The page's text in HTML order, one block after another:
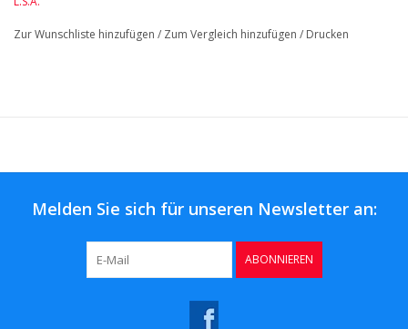
tafel met deze stijlvolle Polka Tumbler Glazen.
Zur Wunschliste hinzufügen / Zum Vergleich hinzufügen / Drucken
Melden Sie sich für unseren Newsletter an:
ABONNIEREN